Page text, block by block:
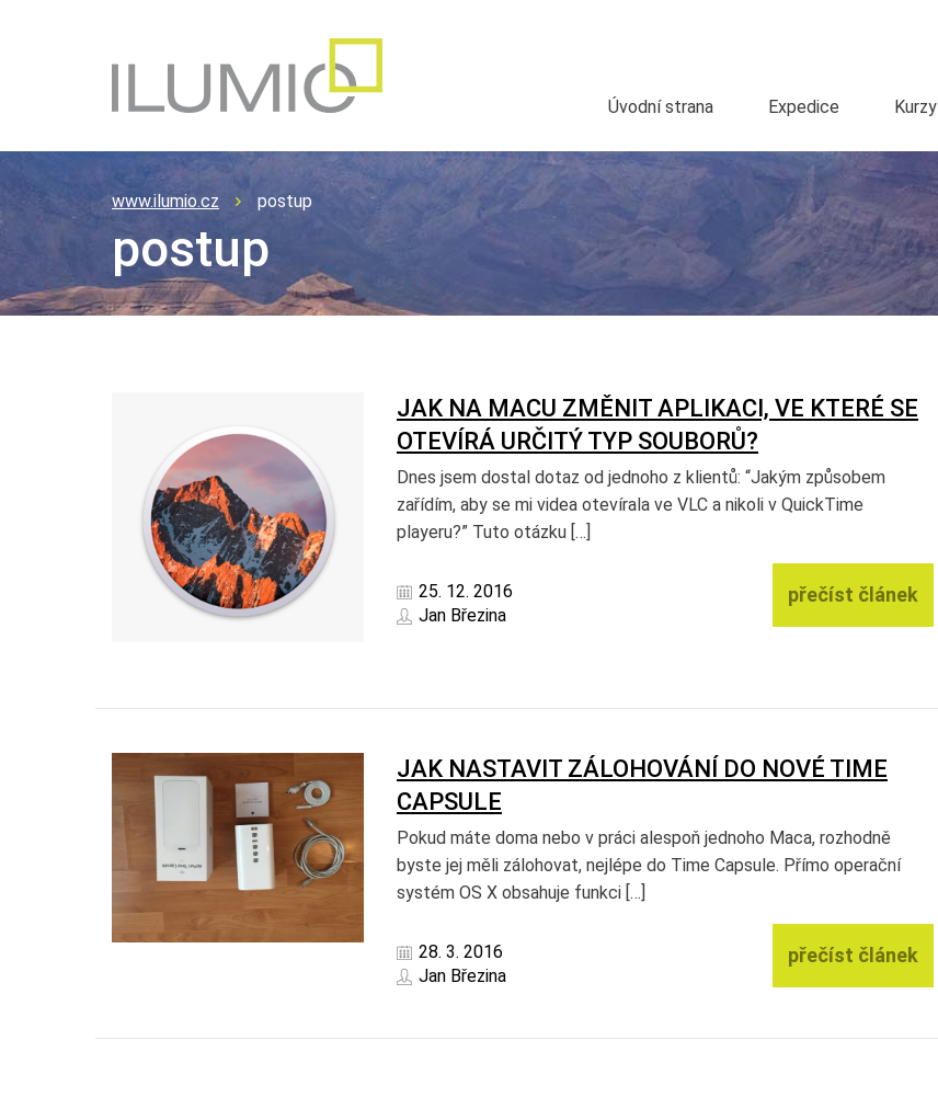
Úvodní strana Expedice Kurzy
www.ilumio.cz postup
postup
JAK NA MACU ZMĚNIT APLIKACI, VE KTERÉ SE
OTEVÍRÁ URČITÝ TYP SOUBORŮ?
Dnes jsem dostal dotaz od jednoho z klientů: “Jakým způsobem
zařídím, aby se mi videa otevírala ve VLC a nikoli v QuickTime
playeru?” Tuto otázku […]
25. 12. 2016
Jan Březina
přečíst článek
JAK NASTAVIT ZÁLOHOVÁNÍ DO NOVÉ TIME
CAPSULE
Pokud máte doma nebo v práci alespoň jednoho Maca, rozhodně
byste jej měli zálohovat, nejlépe do Time Capsule. Přímo operační
systém OS X obsahuje funkci […]
28. 3. 2016
Jan Březina
přečíst článek